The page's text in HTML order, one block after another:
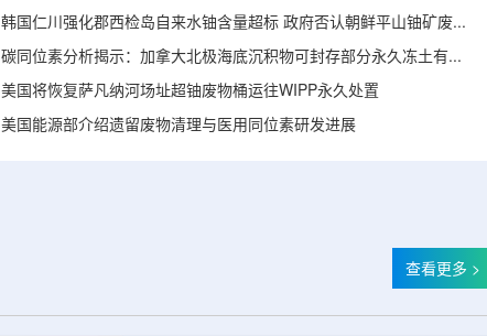
韩国仁川强化郡西检岛自来水铀含量超标 政府否认朝鲜平山铀矿废水影响
碳同位素分析揭示：加拿大北极海底沉积物可封存部分永久冻土有机碳
美国将恢复萨凡纳河场址超铀废物桶运往WIPP永久处置
美国能源部介绍遗留废物清理与医用同位素研发进展
查看更多 >